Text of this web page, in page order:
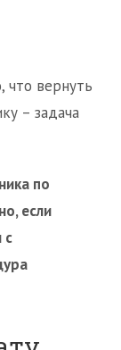
что вернуть
– задача
по
если
с